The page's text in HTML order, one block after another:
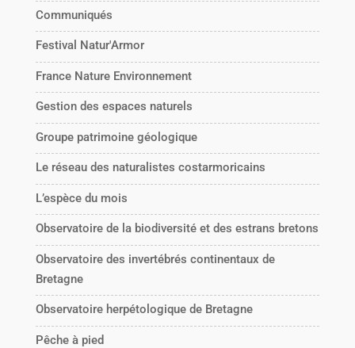
Communiqués
Festival Natur'Armor
France Nature Environnement
Gestion des espaces naturels
Groupe patrimoine géologique
Le réseau des naturalistes costarmoricains
L’espèce du mois
Observatoire de la biodiversité et des estrans bretons
Observatoire des invertébrés continentaux de
Bretagne
Observatoire herpétologique de Bretagne
Pêche à pied